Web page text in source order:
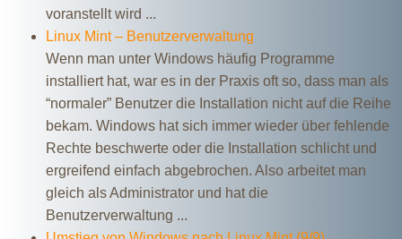
voranstellt wird ...
Linux Mint – Benutzerverwaltung
Wenn man unter Windows häufig Programme
installiert hat, war es in der Praxis oft so, dass man als
“normaler” Benutzer die Installation nicht auf die Reihe
bekam. Windows hat sich immer wieder über fehlende
Rechte beschwerte oder die Installation schlicht und
ergreifend einfach abgebrochen. Also arbeitet man
gleich als Administrator und hat die
Benutzerverwaltung ...